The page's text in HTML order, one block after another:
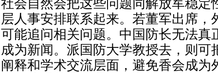
社会自然会把这些问题同解放军稳定
层人事安排联系起来。若董军出席，
可能追问相关问题。中国防长无法真
成为新闻。派国防大学教授去，则可
阐释和学术交流层面，避免香会成为